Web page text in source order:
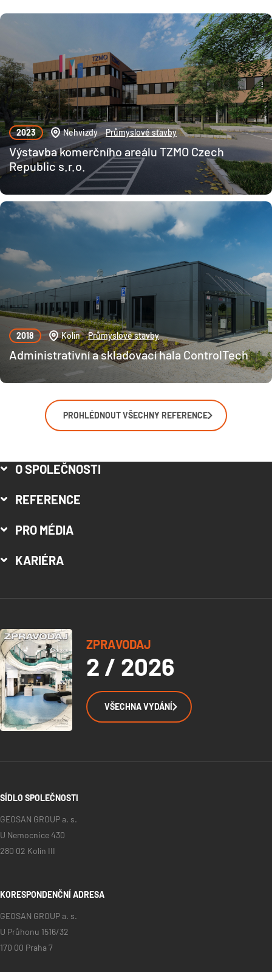
Výstavba komerčního areálu TZMO Czech
Republic s.r.o.
2023 Nehvizdy Průmyslové stavby
Administrativní a skladovací hala ControlTech
2018 Kolín Průmyslové stavby
PROHLÉDNOUT VŠECHNY REFERENCE
O SPOLEČNOSTI
REFERENCE
PRO MÉDIA
KARIÉRA
ZPRAVODAJ
2 / 2026
VŠECHNA VYDÁNÍ
SÍDLO SPOLEČNOSTI
GEOSAN GROUP a. s.
U Nemocnice 430
280 02 Kolín III
KORESPONDENČNÍ ADRESA
GEOSAN GROUP a. s.
U Průhonu 1516/32
170 00 Praha 7